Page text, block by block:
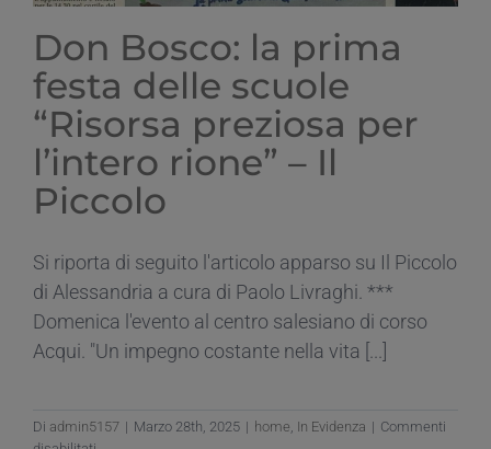
Don Bosco: la prima
festa delle scuole
“Risorsa preziosa per
l’intero rione” – Il
Piccolo
Si riporta di seguito l'articolo apparso su Il Piccolo
di Alessandria a cura di Paolo Livraghi. ***
Domenica l'evento al centro salesiano di corso
Acqui. "Un impegno costante nella vita [...]
Di admin5157 | Marzo 28th, 2025 | home In Evidenza | Commenti